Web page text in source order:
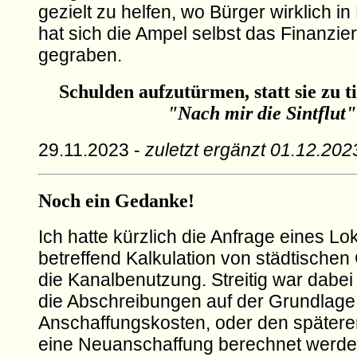
gezielt zu helfen, wo Bürger wirklich in
hat sich die Ampel selbst das
gegraben.
Schulden aufzutürmen, statt sie zu
"Nach mir die
29.11.2023 - zuletzt ergänzt
Noch ein Gedanke!
Ich hatte kürzlich die Anfrage eines
betreffend Kalkulation von städtischen
die Kanalbenutzung. Streitig war
die Abschreibungen auf der
Anschaffungskosten, oder den
eine Neuanschaffung berechnet